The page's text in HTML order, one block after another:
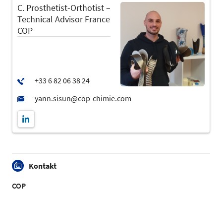
C. Prosthetist-Orthotist –
Technical Advisor France
COP
Kontakt
COP